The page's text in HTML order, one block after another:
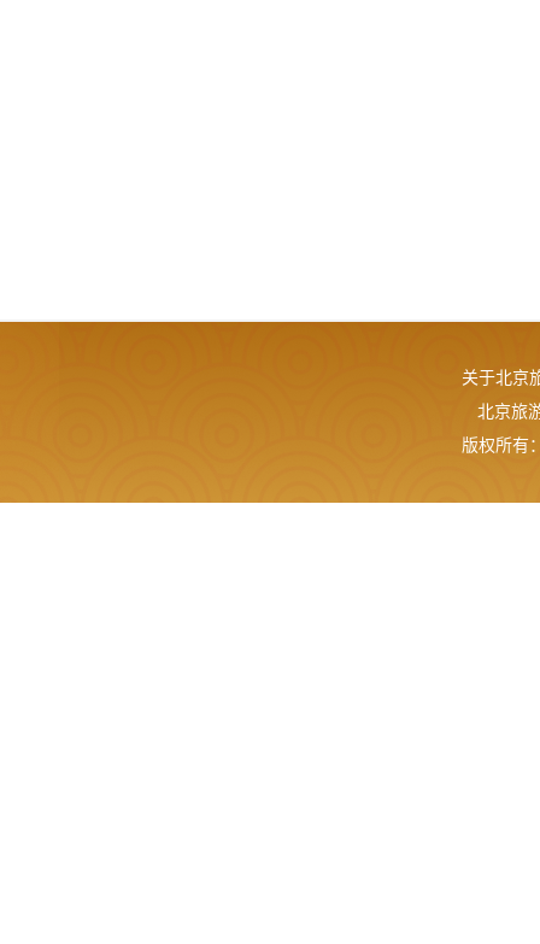
关于北京
北京旅
版权所有